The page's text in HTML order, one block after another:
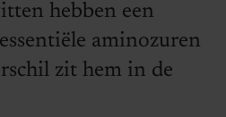
hebben een
aminozuren
zit hem in de